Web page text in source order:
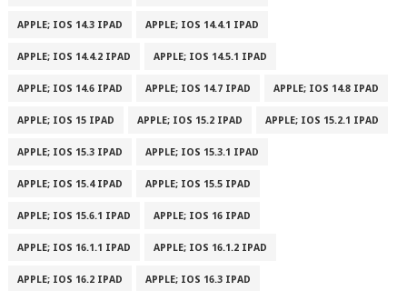
APPLE; IOS 14.3 IPAD APPLE; IOS 14.4.1 IPAD
APPLE; IOS 14.4.2 IPAD APPLE; IOS 14.5.1 IPAD
APPLE; IOS 14.6 IPAD APPLE; IOS 14.7 IPAD APPLE; IOS 14.8 IPAD
APPLE; IOS 15 IPAD APPLE; IOS 15.2 IPAD APPLE; IOS 15.2.1 IPAD
APPLE; IOS 15.3 IPAD APPLE; IOS 15.3.1 IPAD
APPLE; IOS 15.4 IPAD APPLE; IOS 15.5 IPAD
APPLE; IOS 15.6.1 IPAD APPLE; IOS 16 IPAD
APPLE; IOS 16.1.1 IPAD APPLE; IOS 16.1.2 IPAD
APPLE; IOS 16.2 IPAD APPLE; IOS 16.3 IPAD